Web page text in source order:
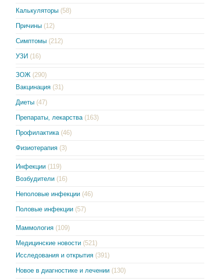
Калькуляторы (58)
Причины (12)
Симптомы (212)
УЗИ (16)
ЗОЖ (290)
Вакцинация (31)
Диеты (47)
Препараты, лекарства (163)
Профилактика (46)
Физиотерапия (3)
Инфекции (119)
Возбудители (16)
Неполовые инфекции (46)
Половые инфекции (57)
Маммология (109)
Медицинские новости (521)
Исследования и открытия (391)
Новое в диагностике и лечении (130)